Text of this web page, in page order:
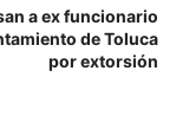
a ex funcionario
de Toluca
por extorsión